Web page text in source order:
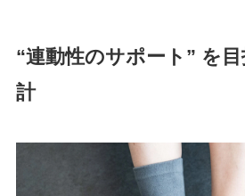
“連動性のサポート” を
計